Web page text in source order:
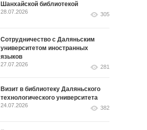
Шанхайской библиотекой
28.07.2026 305
Сотрудничество с Даляньским
университетом иностранных
языков
27.07.2026 281
Визит в библиотеку Даляньского
технологического университета
24.07.2026 382